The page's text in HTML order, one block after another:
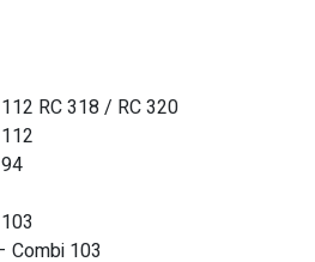
RC 318 / RC 320
Combi 103